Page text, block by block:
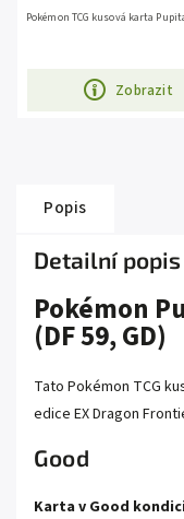
Zobrazit
Pokémon TCG kusová karta
Popis
Detailní
Pokémon
(DF 59, GD)
Tato Pokémon TCG
edice EX Dragon
Good
Karta v Good